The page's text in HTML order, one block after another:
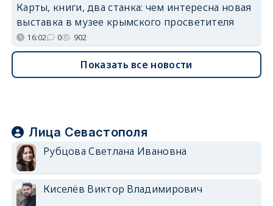
Карты, книги, два станка: чем интересна новая
выставка в музее крымского просветителя
16:02 0 902
Показать все новости
Лица Севастополя
Рубцова Светлана Ивановна
Киселёв Виктор Владимирович